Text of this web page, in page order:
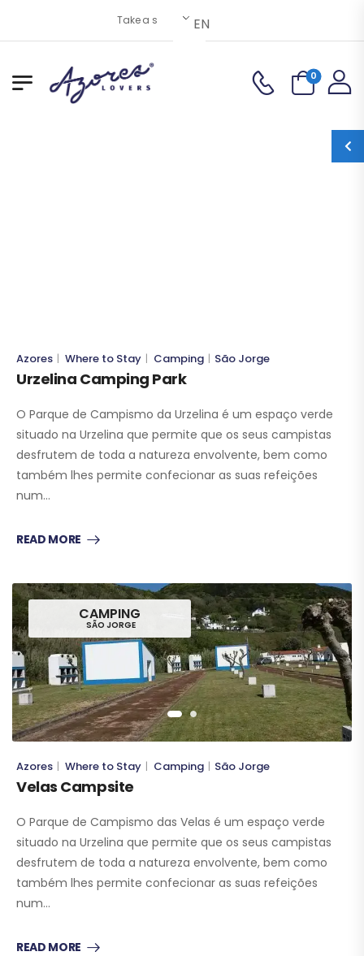
Take a special gift from the Azores with you!
EN
0
Azores | Where to Stay | Camping | São Jorge
Urzelina Camping Park
O Parque de Campismo da Urzelina é um espaço verde
situado na Urzelina que permite que os seus campistas
desfrutem de toda a natureza envolvente, bem como
também lhes permite confecionar as suas refeições
num…
READ MORE
CAMPING
SÃO JORGE
Azores | Where to Stay | Camping | São Jorge
Velas Campsite
O Parque de Campismo das Velas é um espaço verde
situado na Urzelina que permite que os seus campistas
desfrutem de toda a natureza envolvente, bem como
também lhes permite confecionar as suas refeições
num…
READ MORE